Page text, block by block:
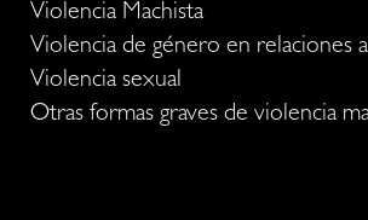
Violencia Machista
Violencia de género en relaciones
Violencia sexual
Otras formas graves de violencia